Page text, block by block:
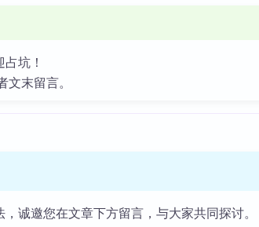
坑！
末留言。
诚邀您在文章下方留言，与大家共同探讨。